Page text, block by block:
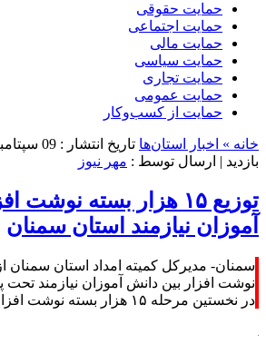
حمایت حقوقی
حمایت اجتماعی
حمایت مالی
حمایت سیاسی
حمایت تجاری
حمایت عمومی
حمایت از کسب‌وکار
خانه » اخبار استان‌ها تاریخ انتشار : 09 سپتامبر 2025 - 12:28 |
بازدید | ارسال توسط : مهر نیوز
توزیع ۱۵ هزار بسته
آموزان نیازمند استان سمنان
سمنان- مدیرکل کمیته امداد استان سمنان
نوشت افزار بین دانش آموزان نیازمند
در نخستین مرحله ۱۵ هزار بسته نوشت افزار توزیع می‌شود.